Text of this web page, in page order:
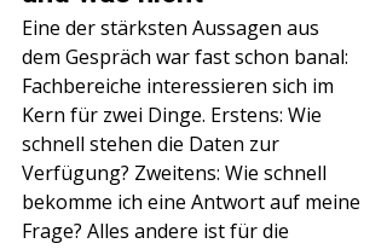
Eine der stärksten Aussagen aus
dem Gespräch war fast schon banal:
Fachbereiche interessieren sich im
Kern für zwei Dinge. Erstens: Wie
schnell stehen die Daten zur
Verfügung? Zweitens: Wie schnell
bekomme ich eine Antwort auf meine
Frage? Alles andere ist für die